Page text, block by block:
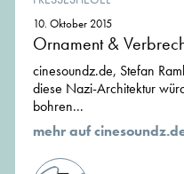
10. Oktober 2015
Ornament &
cinesoundz.de, Stefan
diese Nazi-Architektur
bohren...
mehr auf